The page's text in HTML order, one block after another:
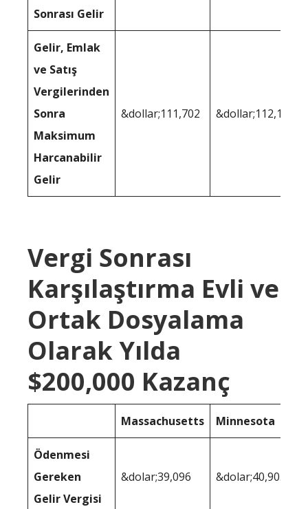
Sonrası Gelir
Gelir, Emlak
ve Satış
Vergilerinden
Sonra
Maksimum
Harcanabilir
Gelir
&dollar;111,702 &dollar;112,185
Vergi Sonrası
Karşılaştırma Evli ve
Ortak Dosyalama
Olarak Yılda
$200,000 Kazanç
Massachusetts Minnesota
Ödenmesi
Gereken
Gelir Vergisi
&dolar;39,096 &dolar;40,903